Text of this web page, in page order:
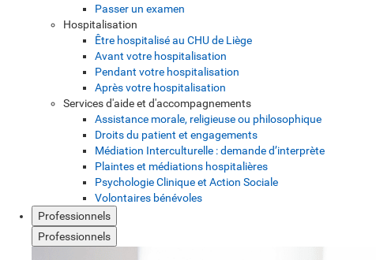
Passer un examen
Hospitalisation
Être hospitalisé au CHU de Liège
Avant votre hospitalisation
Pendant votre hospitalisation
Après votre hospitalisation
Services d'aide et d'accompagnements
Assistance morale, religieuse ou philosophique
Droits du patient et engagements
Médiation Interculturelle : demande d’interprète
Plaintes et médiations hospitalières
Psychologie Clinique et Action Sociale
Volontaires bénévoles
Professionnels
Professionnels